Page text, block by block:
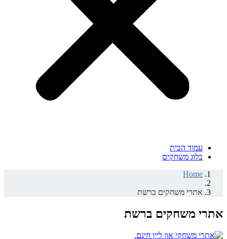
עמוד הבית
בלוג משחקים
Home
/
אתרי משחקים ברשת
אתרי משחקים ברשת